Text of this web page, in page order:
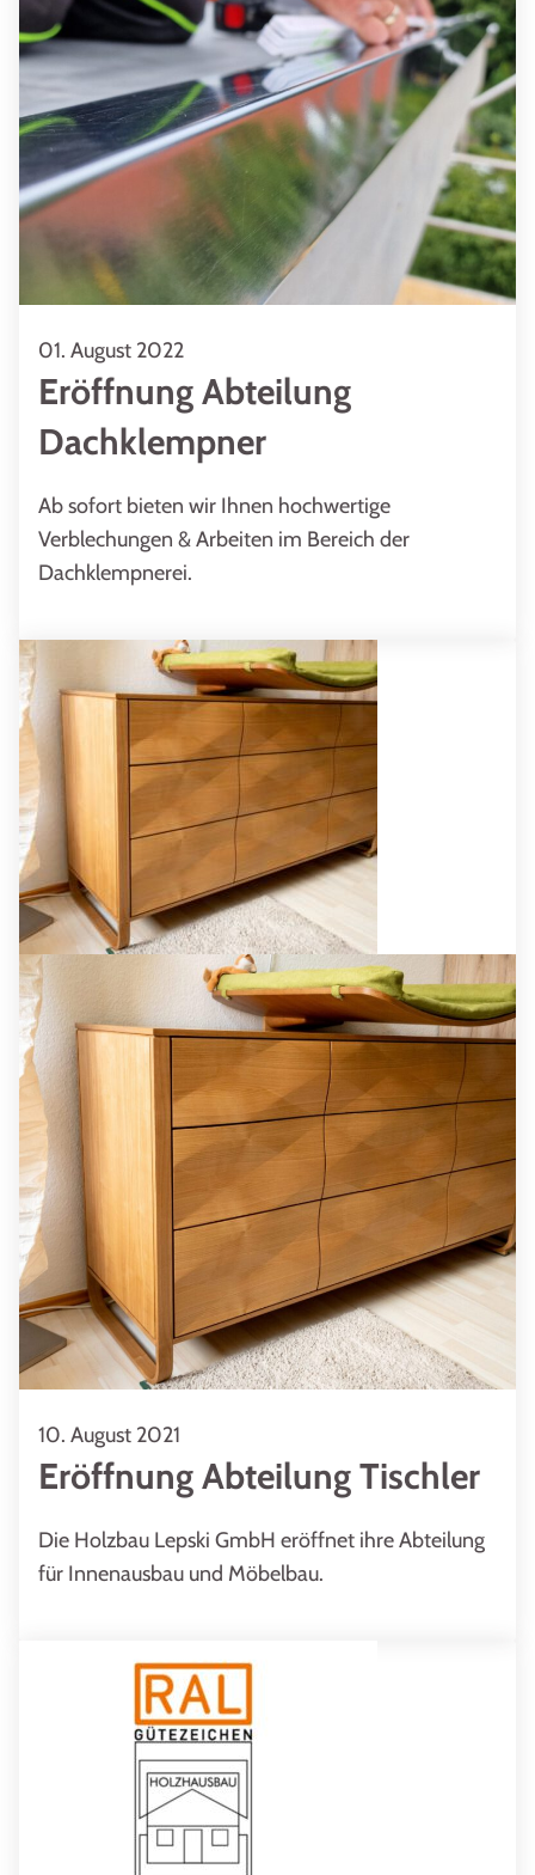
01. August 2022
Eröffnung Abteilung
Dachklempner
Ab sofort bieten wir Ihnen hochwertige
Verblechungen & Arbeiten im Bereich der
Dachklempnerei.
10. August 2021
Eröffnung Abteilung Tischler
Die Holzbau Lepski GmbH eröffnet ihre Abteilung
für Innenausbau und Möbelbau.